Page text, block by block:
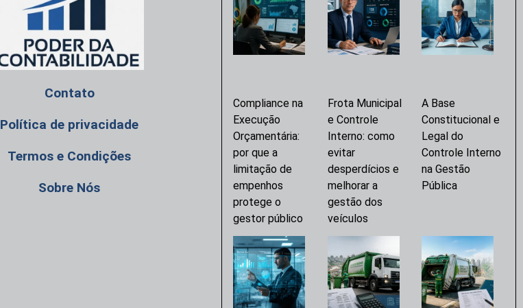
Contato
Política de privacidade
Termos e Condições
Sobre Nós
Compliance na
Execução
Orçamentária:
por que a
limitação de
empenhos
protege o
gestor público
Frota Municipal
e Controle
Interno: como
evitar
desperdícios e
melhorar a
gestão dos
veículos
A Base
Constitucional e
Legal do
Controle Interno
na Gestão
Pública